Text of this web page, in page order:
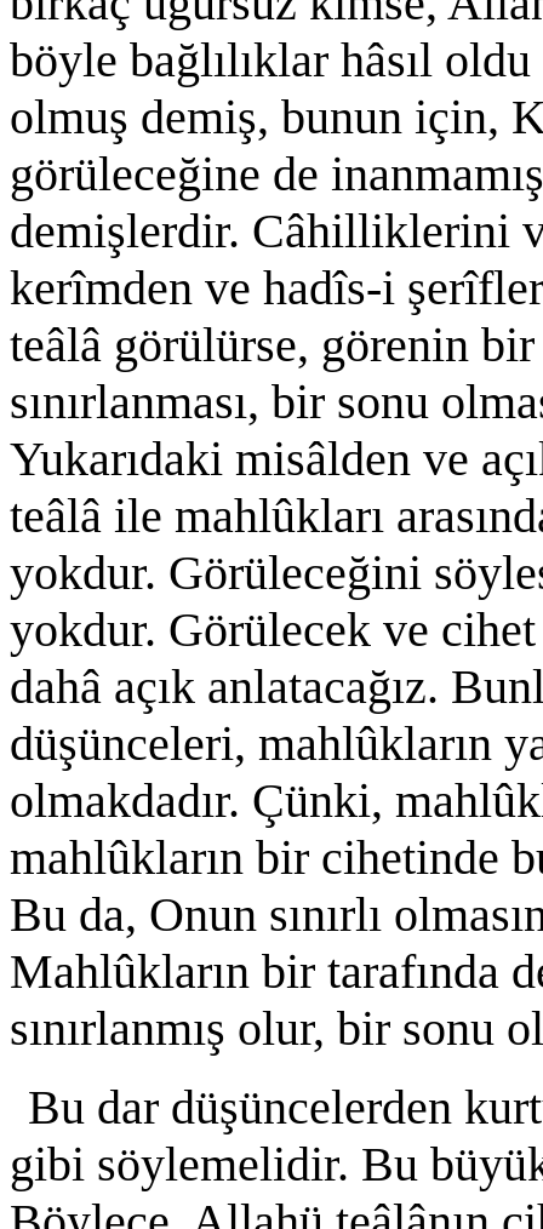
böyle bağlılıklar hâsıl
olmuş demiş, bunun için,
görüleceğine de
demişlerdir. Câhilliklerini
kerîmden ve hadîs-i
teâlâ görülürse, görenin
sınırlanması, bir sonu
Yukarıdaki misâlden ve
teâlâ ile mahlûkları
yokdur. Görüleceğini
yokdur. Görülecek ve cihet
dahâ açık anlatacağız.
düşünceleri, mahlûkların
olmakdadır. Çünki,
mahlûkların bir cihetinde
Bu da, Onun sınırlı
Mahlûkların bir tarafında
sınırlanmış olur, bir sonu
Bu dar düşüncelerden
gibi söylemelidir. Bu